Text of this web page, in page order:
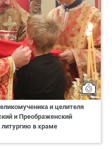
и целителя
и Преображенский
в храме